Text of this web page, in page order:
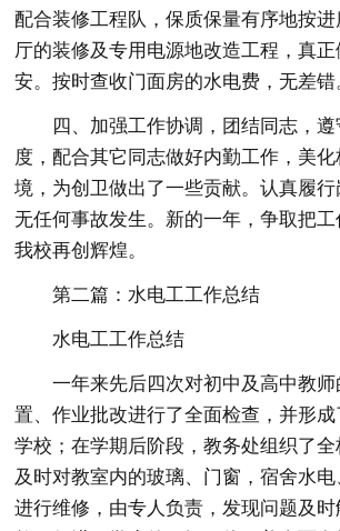
配合装修工程队，保质保量有序地按
厅的装修及专用电源地改造工程，真
安。按时查收门面房的水电费，无差错
四、加强工作协调，团结同志，遵
度，配合其它同志做好内勤工作，美
境，为创卫做出了一些贡献。认真履
无任何事故发生。新的一年，争取把
我校再创辉煌。
第二篇：水电工工作总结
水电工工作总结
一年来先后四次对初中及高中教
置、作业批改进行了全面检查，并形
学校；在学期后阶段，教务处组织了
及时对教室内的玻璃、门窗，宿舍水
进行维修，由专人负责，发现问题及